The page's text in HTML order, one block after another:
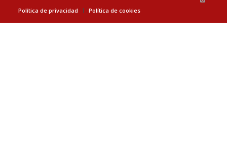
Política de privacidad Política de cookies